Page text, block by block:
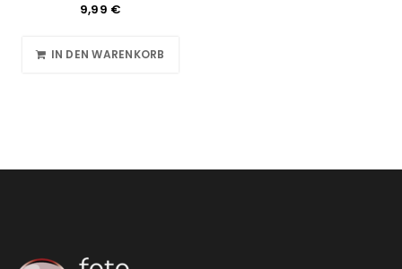
9,99 €
IN DEN WARENKORB